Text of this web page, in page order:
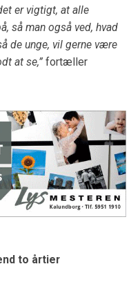
er vigtigt, at alle
så man også ved, hvad
de unge, vil gerne være
at se,” fortæller
to årtier